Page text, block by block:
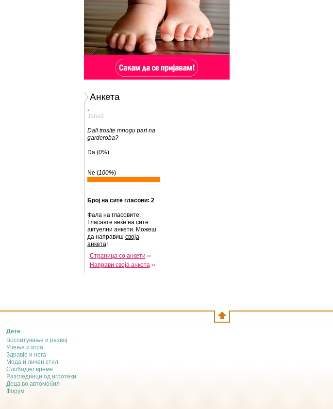
Анкета
.
Jana9
Dali trosite mnogu pari na
garderoba?
Da (0%)
Ne (100%)
Број на сите гласови: 2
Фала на гласовите.
Гласавте веќе на сите
актуелни анкети. Можеш
да направиш своја
анкета!
Страница со анкети
Направи своја анкета
Дете
Воспитување и развој
Учење и игра
Здравје и нега
Мода и личен стил
Слободно време
Разгледници од игротеки
Деца во автомобил
Форум